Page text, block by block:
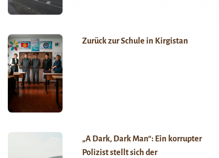
Zurück zur Schule in Kirgistan
„A Dark, Dark Man“: Ein korrupter
Polizist stellt sich der